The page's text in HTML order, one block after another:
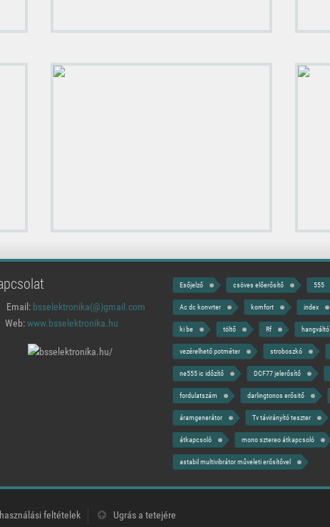
Email: bsselektronika(@)gmail.com
Web: www.bsselektronika.hu
Esőjelző csöves előerősítő 555
Ac dc konvrter komfort index
ki be töltő Rf hangváltó
vezérelhető potméter stroboszkó
ne555 ic időzítő DCF77 jelerősítő
fordulatszám darlingtonos erősitő
áramgenerátor Tv távirányító teszter
átkapcsoló mono sztereo átkapcsoló
astabil multivibrátor műveleti erősítővel
feltételek Ugrás a tetejére